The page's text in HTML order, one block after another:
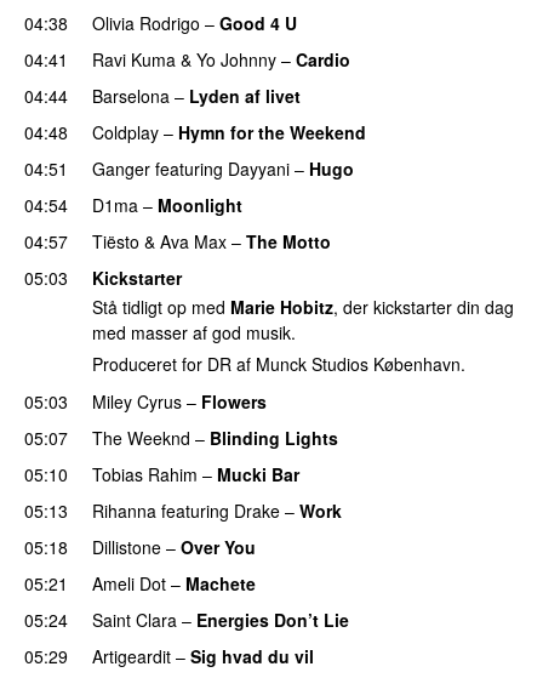
04:38
Olivia Rodrigo – Good 4 U
04:41
Ravi Kuma & Yo Johnny – Cardio
04:44 Barselona – Lyden af livet
04:48
Coldplay – Hymn for the Weekend
04:51
Ganger featuring Dayyani – Hugo
04:54
D1ma – Moonlight
04:57
Tiësto & Ava Max – The Motto
05:03
Kickstarter
Stå tidligt op med Marie Hobitz, der kickstarter din dag
med masser af god musik.
Produceret for DR af Munck Studios København.
05:03
Miley Cyrus – Flowers
05:07
The Weeknd – Blinding Lights
05:10
Tobias Rahim – Mucki Bar
05:13
Rihanna featuring Drake – Work
05:18
Dillistone – Over You
05:21
Ameli Dot – Machete
05:24
Saint Clara – Energies Don’t Lie
05:29 Artigeardit – Sig hvad du vil